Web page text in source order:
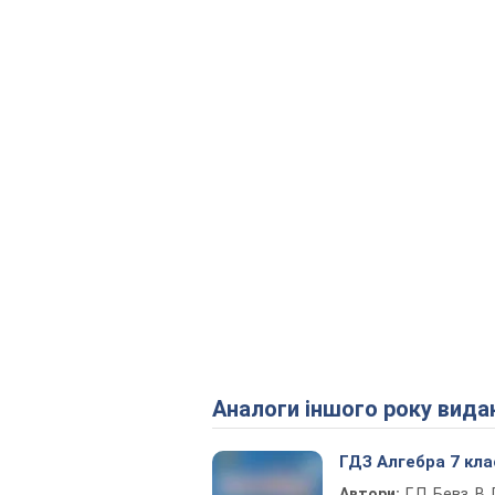
Аналоги іншого року
ГДЗ Алгебра 7